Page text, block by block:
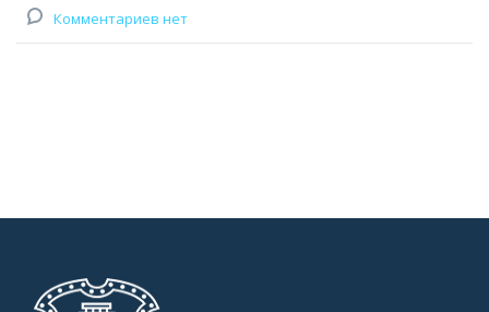
Комментариев нет